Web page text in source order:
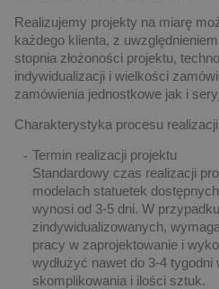
Realizujemy projekty na miarę
każdego klienta, z
stopnia złożoności projektu,
indywidualizacji i wielkości
zamówienia jednostkowe jak i
Charakterystyka procesu
Termin realizacji projektu
Standardowy czas realizacji
modelach statuetek
wynosi od 3-5 dni. W
zindywidualizowanych,
pracy w zaprojektowanie i
wydłużyć nawet do 3-4
skomplikowania i ilości sztuk.